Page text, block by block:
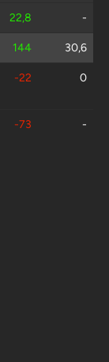
22,8 -
144 30,6
-22 0
-73 -